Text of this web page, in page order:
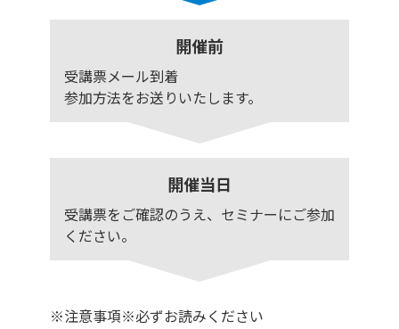
開催前
受講票メール到着
参加方法をお送りいたします。
開催当日
受講票をご確認のうえ、セミナーにご参加
ください。
※注意事項※必ずお読みください